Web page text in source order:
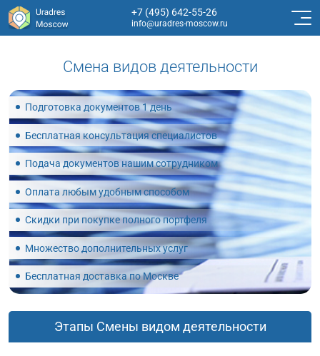
+7 (495) 642-55-26
info@uradres-moscow.ru
Смена видов деятельности
Подготовка документов 1 день
Бесплатная консультация специалистов
Подача документов нашим сотрудником
Оплата любым удобным способом
Скидки при покупке полного портфеля
Множество дополнительных услуг
Бесплатная доставка по Москве
Этапы Смены видом деятельности